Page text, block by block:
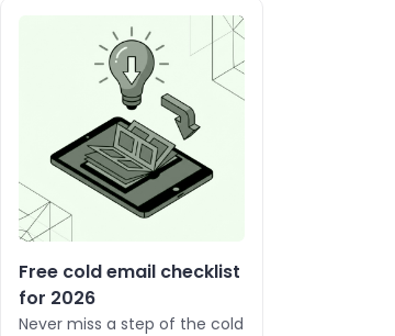
Free cold email checklist
for 2026
Never miss a step of the cold